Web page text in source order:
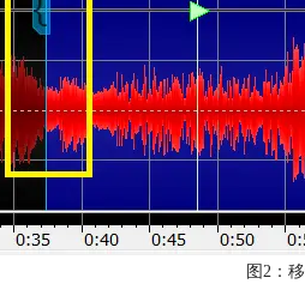
图2：